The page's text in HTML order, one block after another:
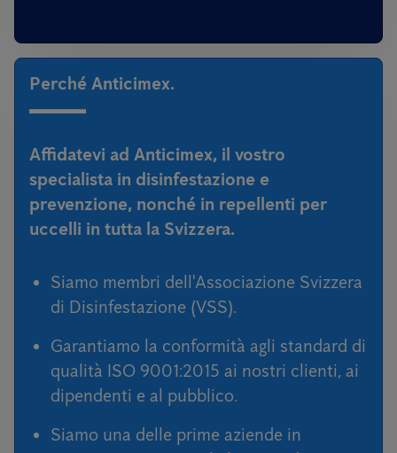
Perché Anticimex.
Affidatevi ad Anticimex, il vostro
specialista in disinfestazione e
prevenzione, nonché in repellenti per
uccelli in tutta la Svizzera.
Siamo membri dell'Associazione Svizzera
di Disinfestazione (VSS).
Garantiamo la conformità agli standard di
qualità ISO 9001:2015 ai nostri clienti, ai
dipendenti e al pubblico.
Siamo una delle prime aziende in